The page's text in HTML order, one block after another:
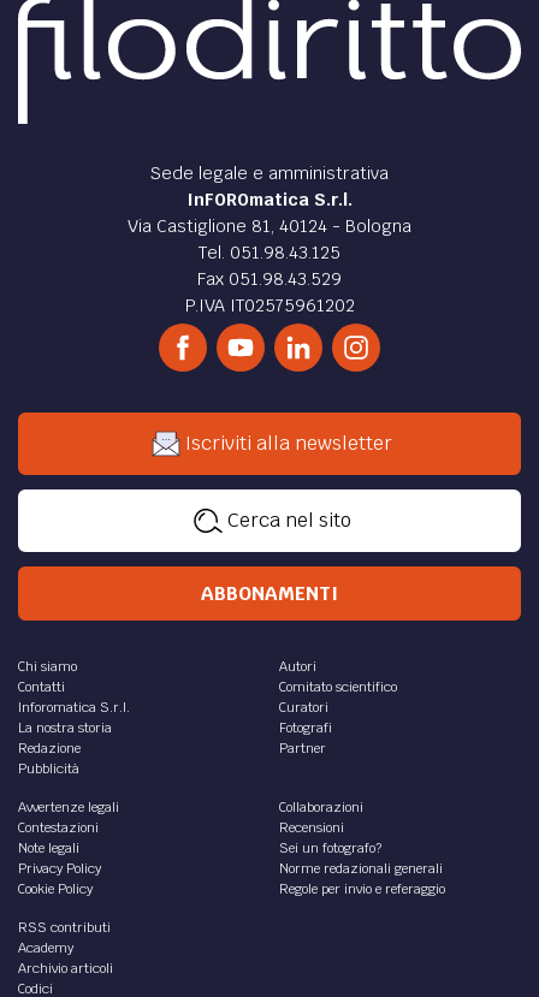
Sede legale e amministrativa
InFOROmatica S.r.l.
Via Castiglione 81, 40124 - Bologna
Tel. 051.98.43.125
Fax 051.98.43.529
P.IVA IT02575961202
Iscriviti alla newsletter
Cerca nel sito
ABBONAMENTI
Chi siamo
Contatti
Inforomatica S.r.l.
La nostra storia
Redazione
Pubblicità
Autori
Comitato scientifico
Curatori
Fotografi
Partner
Avvertenze legali
Contestazioni
Note legali
Privacy Policy
Cookie Policy
Collaborazioni
Recensioni
Sei un fotografo?
Norme redazionali generali
Regole per invio e referaggio
RSS contributi
Academy
Archivio articoli
Codici